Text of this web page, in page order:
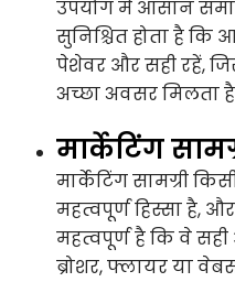
उपयोग में आसान
सुनिश्चित होता है
पेशेवर और सही रहें,
अच्छा अवसर मिलता
मार्केटिंग
मार्केटिंग सामग्री
महत्वपूर्ण हिस्सा है,
महत्वपूर्ण है कि वे
ब्रोशर, फ्लायर या